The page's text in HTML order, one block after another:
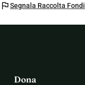
flagSegnala Raccolta Fondi
Dona